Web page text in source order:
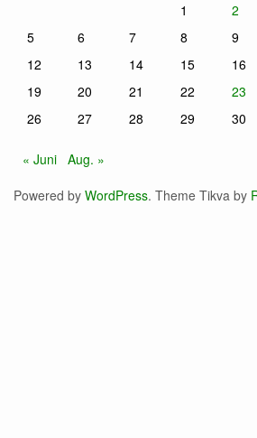
1
2
5
6 7 8 9
12
13 14 15 16
19
20 21 22 23
26
27 28 29 30
« Juni Aug. »
Powered by WordPress. Theme Tikva by